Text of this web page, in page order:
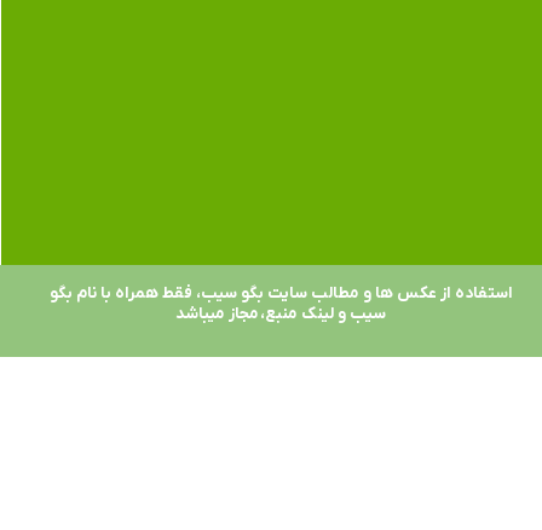
استفاده از عکس ها و مطالب سایت بگو سیب، فقط همراه با نام بگو
سیب و لینک منبع، مجاز میباشد